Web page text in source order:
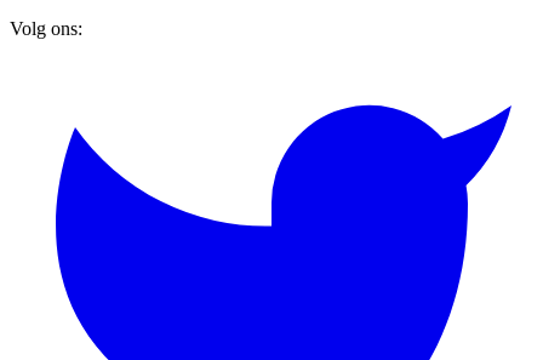
Volg ons: